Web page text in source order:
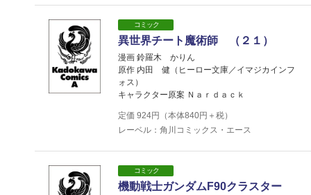
コミック
異世界チート魔術師 （２１）
漫画 鈴羅木 かりん
原作 内田 健（ヒーロー文庫／イマジカインフ
ォス）
キャラクター原案 Ｎａｒｄａｃｋ
定価 924円（本体840円＋税）
レーベル：角川コミックス・エース
コミック
機動戦士ガンダムF90クラスター